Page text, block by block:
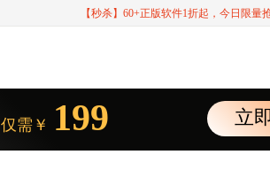
【秒杀】60+正版软件1折起，今日限量
仅需￥ 199 立